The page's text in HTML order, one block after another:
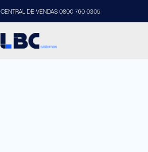
CENTRAL DE VENDAS 0800 760 0305